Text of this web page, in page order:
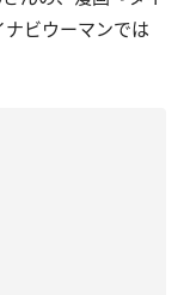
ビウーマンでは